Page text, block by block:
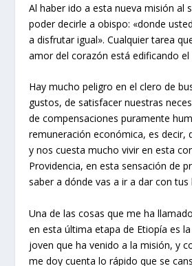
Al haber ido a esta nueva misión al
poder decirle a obispo: «donde
a disfrutar igual». Cualquier tarea
amor del corazón está edificando el
Hay mucho peligro en el clero de
gustos, de satisfacer nuestras
de compensaciones puramente
remuneración económica, es decir,
y nos cuesta mucho vivir en esta
Providencia, en esta sensación de
saber a dónde vas a ir a dar con tus
Una de las cosas que me ha
en esta última etapa de Etiopía es
joven que ha venido a la misión, y
me doy cuenta lo rápido que se